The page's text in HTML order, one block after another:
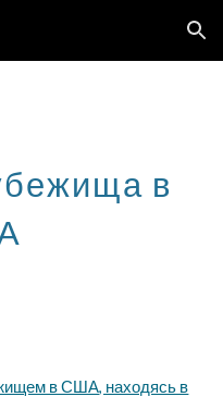
Skip to navigation
в
в США, находясь в